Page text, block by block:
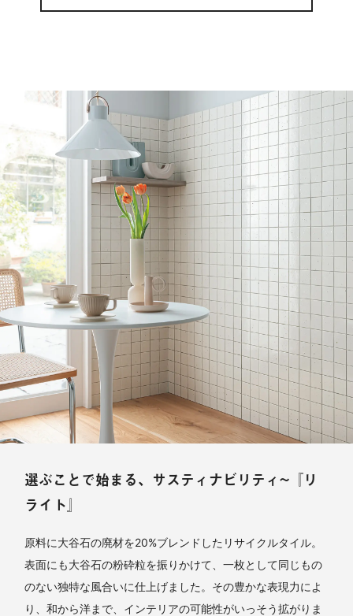
選ぶことで始まる、サスティナビリティ~『リ
ライト』
原料に大谷石の廃材を20%ブレンドしたリサイクルタイル。
表面にも大谷石の粉砕粒を振りかけて、一枚として同じもの
のない独特な風合いに仕上げました。その豊かな表現力によ
り、和から洋まで、インテリアの可能性がいっそう拡がりま